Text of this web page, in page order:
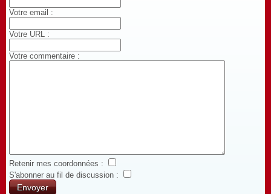
Votre email :
Votre URL :
Votre commentaire :
Retenir mes coordonnées :
S'abonner au fil de discussion :